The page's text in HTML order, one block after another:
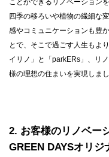
ことができるリノベーション
四季の移ろいや植物の繊細な
感やコミュニケーションも豊
とで、そこで過ごす人生もよ
イリノ」と「parkERs」、リ
様の理想の住まいを実現しまし
2 お客様のリノベー
GREEN DAYSオリジ